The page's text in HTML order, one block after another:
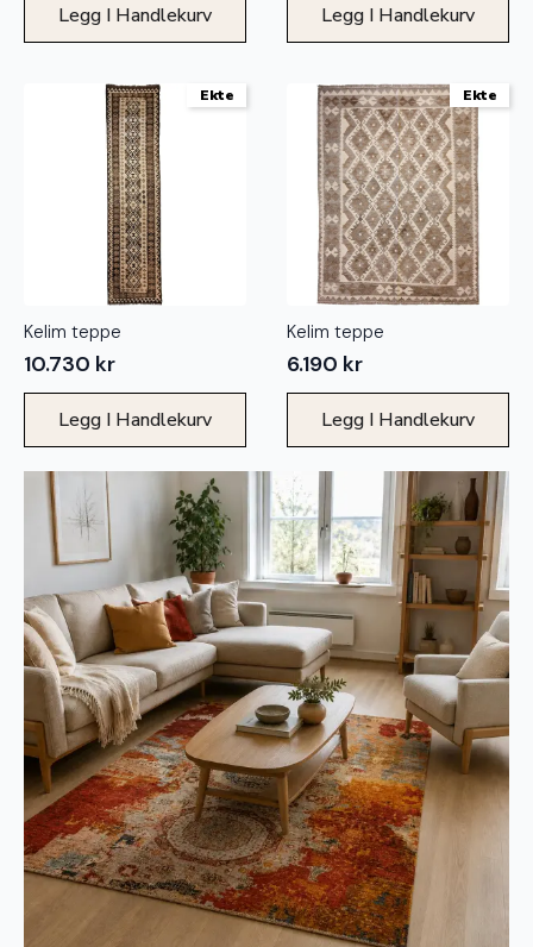
Legg I Handlekurv Legg I Handlekurv
Ekte
Kelim teppe
10.730 kr
Legg I Handlekurv
Ekte
Kelim teppe
6.190 kr
Legg I Handlekurv